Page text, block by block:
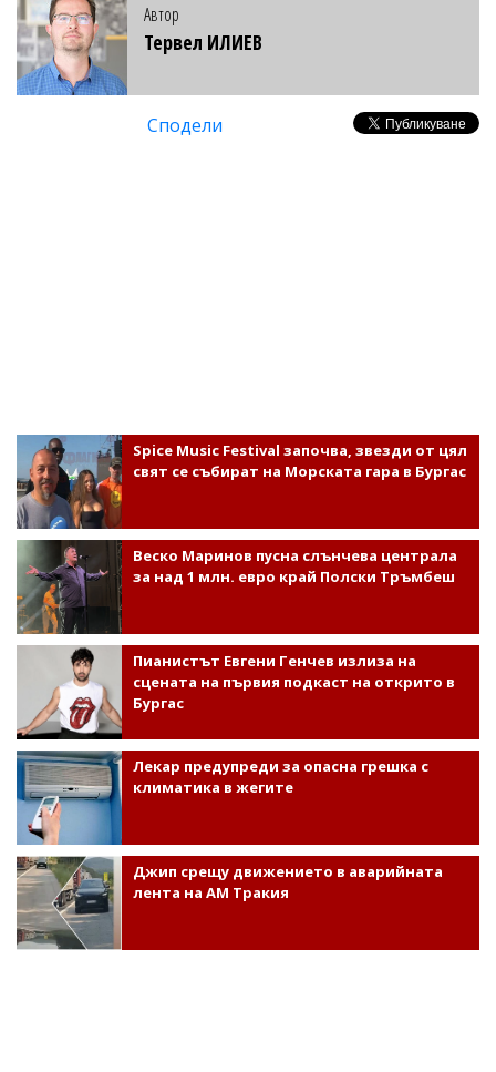
Автор
Тервел ИЛИЕВ
Сподели
Spice Music Festival започва, звезди от цял
свят се събират на Морската гара в Бургас
Веско Маринов пусна слънчева централа
за над 1 млн. евро край Полски Тръмбеш
Пианистът Евгени Генчев излиза на
сцената на първия подкаст на открито в
Бургас
Лекар предупреди за опасна грешка с
климатика в жегите
Джип срещу движението в аварийната
лента на АМ Тракия